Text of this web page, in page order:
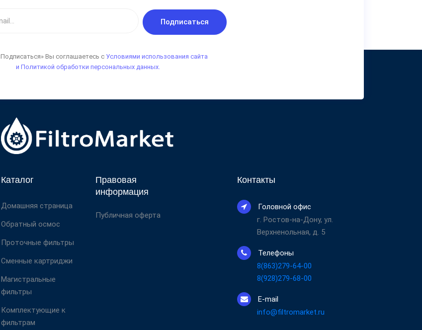
Подписаться
Вы соглашаетесь с Условиями использования сайта
и Политикой обработки персональных данных.
Каталог
Домашняя страница
Обратный осмос
Проточные фильтры
Сменные картриджи
Магистральные
фильтры
Комплектующие к
фильтрам
Правовая
информация
Публичная оферта
Контакты
Головной офис
г. Ростов-на-Дону, ул.
Верхненольная, д. 5
Телефоны
8(863)279-64-00
8(928)279-68-00
E-mail
info@filtromarket.ru